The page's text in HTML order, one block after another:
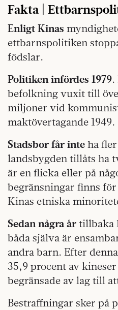
Fakta |
Enligt Kinas
ettbarnspolitiken
födslar.
Politiken infördes 1979.
befolkning vuxit till
miljoner vid
maktövertagande 1949.
Stadsbor får inte ha
landsbygden tillåts ha
är en flicka eller på
begränsningar finns
Kinas etniska
Sedan några år tillbaka
båda själva är
andra barn. Efter
35,9 procent av
begränsade av lag till
Bestraffningar sker på